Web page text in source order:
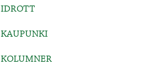
IDROTT
KAUPUNKI
KOLUMNER